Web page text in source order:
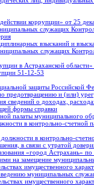
коррупции» от 25
служащих
взысканий и
служащих
в Астраханской
51-12-53
защиты Российской
предотвращению и (или)
сведений о доходах,
формы справки
палаты муниципального
в контрольно-счетной
в контрольно-
в связи с утратой
«город Астрахань»
на замещение
имущественного
муниципальных
имущественного